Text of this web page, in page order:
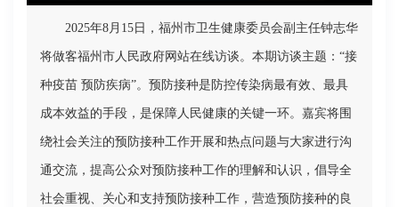
2025年8月15日，福州市卫生健康委员会副主任钟志华
将做客福州市人民政府网站在线访谈。本期访谈主题：“接
种疫苗 预防疾病”。预防接种是防控传染病最有效、最具
成本效益的手段，是保障人民健康的关键一环。嘉宾将围
绕社会关注的预防接种工作开展和热点问题与大家进行沟
通交流，提高公众对预防接种工作的理解和认识，倡导全
社会重视、关心和支持预防接种工作，营造预防接种的良